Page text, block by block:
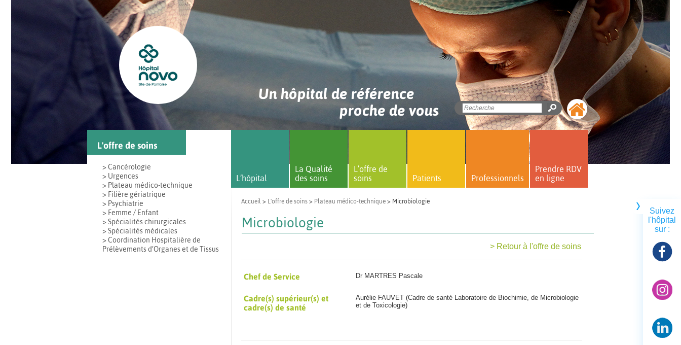
Un hôpital de référence
proche de vous
Suivez
l'hôpital
sur :
L'offre de soins
> Cancérologie
> Urgences
> Plateau médico-technique
> Filière gériatrique
> Psychiatrie
> Femme / Enfant
> Spécialités chirurgicales
> Spécialités médicales
> Coordination Hospitalière de
Prélèvements d’Organes et de Tissus
L’hôpital
La Qualité
des soins
L’offre de
soins
Patients Professionnels
Prendre RDV
en ligne
Accueil > L'offre de soins > Plateau médico-technique > Microbiologie
Microbiologie
> Retour à l'offre de soins
Chef de Service Dr MARTRES Pascale
Cadre(s) supérieur(s) et
cadre(s) de santé
Aurélie FAUVET (Cadre de santé Laboratoire de Biochimie, de Microbiologie
et de Toxicologie)